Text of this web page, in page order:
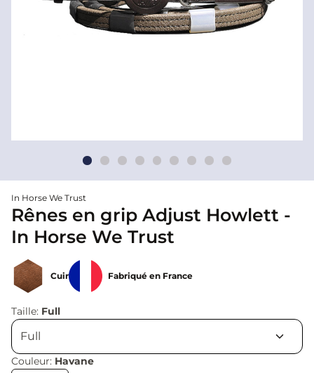
In Horse We Trust
Rênes en grip Adjust Howlett -
In Horse We Trust
Cuir Fabriqué en France
Taille: Full
Couleur: Havane